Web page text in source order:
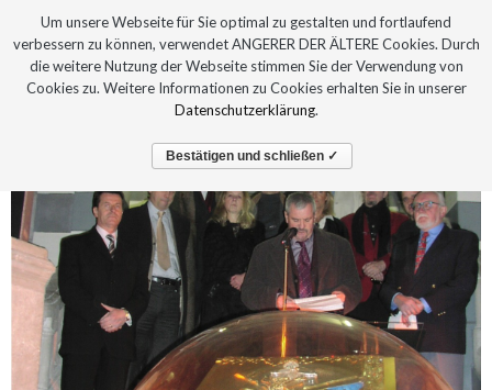
Um unsere Webseite für Sie optimal zu gestalten und fortlaufend
verbessern zu können, verwendet ANGERER DER ÄLTERE Cookies. Durch
die weitere Nutzung der Webseite stimmen Sie der Verwendung von
Cookies zu. Weitere Informationen zu Cookies erhalten Sie in unserer
Datenschutzerklärung.
Bestätigen und schließen ✓